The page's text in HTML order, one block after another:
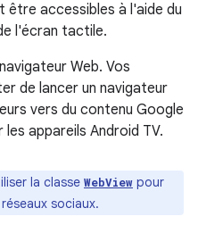
accessibles à l'aide du
l'écran tactile.
Web. Vos
de lancer un navigateur
vers du contenu Google
appareils Android TV.
la classe WebView pour
sociaux.